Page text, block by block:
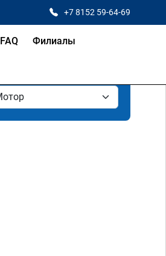
+7 8152 59-64-69
FAQ Филиалы